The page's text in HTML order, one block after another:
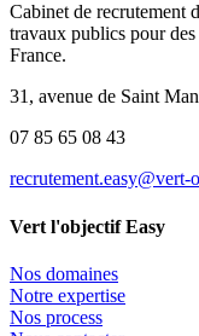
Cabinet de recrutement
travaux publics pour
France.
31, avenue de Saint
07 85 65 08 43
recrutement.easy@vert-
Vert l'objectif Easy
Nos domaines
Notre expertise
Nos process